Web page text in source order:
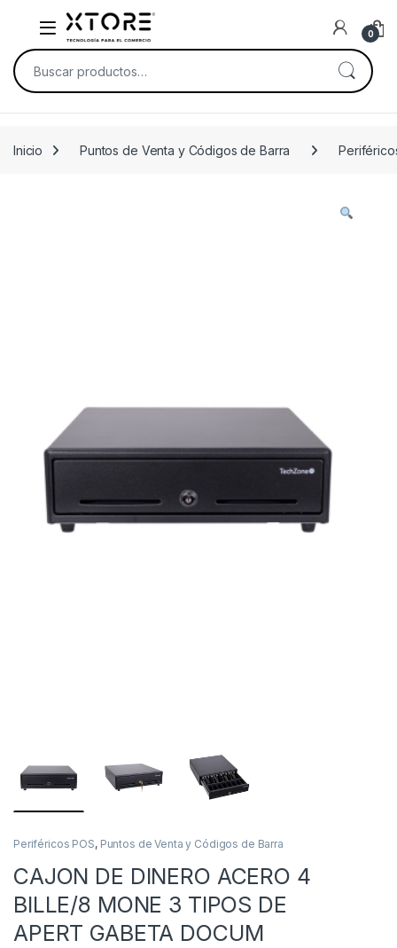
Skip to navigation
Skip to content
0
Buscar por:
Inicio Puntos de Venta y Códigos de Barra
Periféricos POS, Puntos de Venta y Códigos de Barra
CAJON DE DINERO ACERO 4
BILLE/8 MONE 3 TIPOS DE
APERT GABETA DOCUM